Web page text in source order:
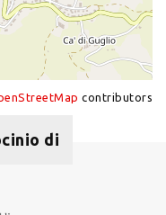
contributors
di